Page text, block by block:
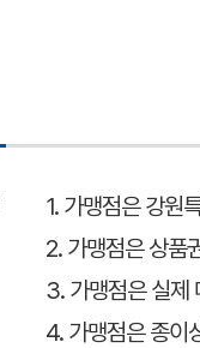
1. 가맹점은 강원
2. 가맹점은 상품
3. 가맹점은 실제
4. 가맹점은 종이